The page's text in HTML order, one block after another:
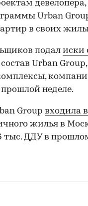
Urban
в своих
подал иски
Urban
неделе.
Group входила
жилья в
ДДУ в